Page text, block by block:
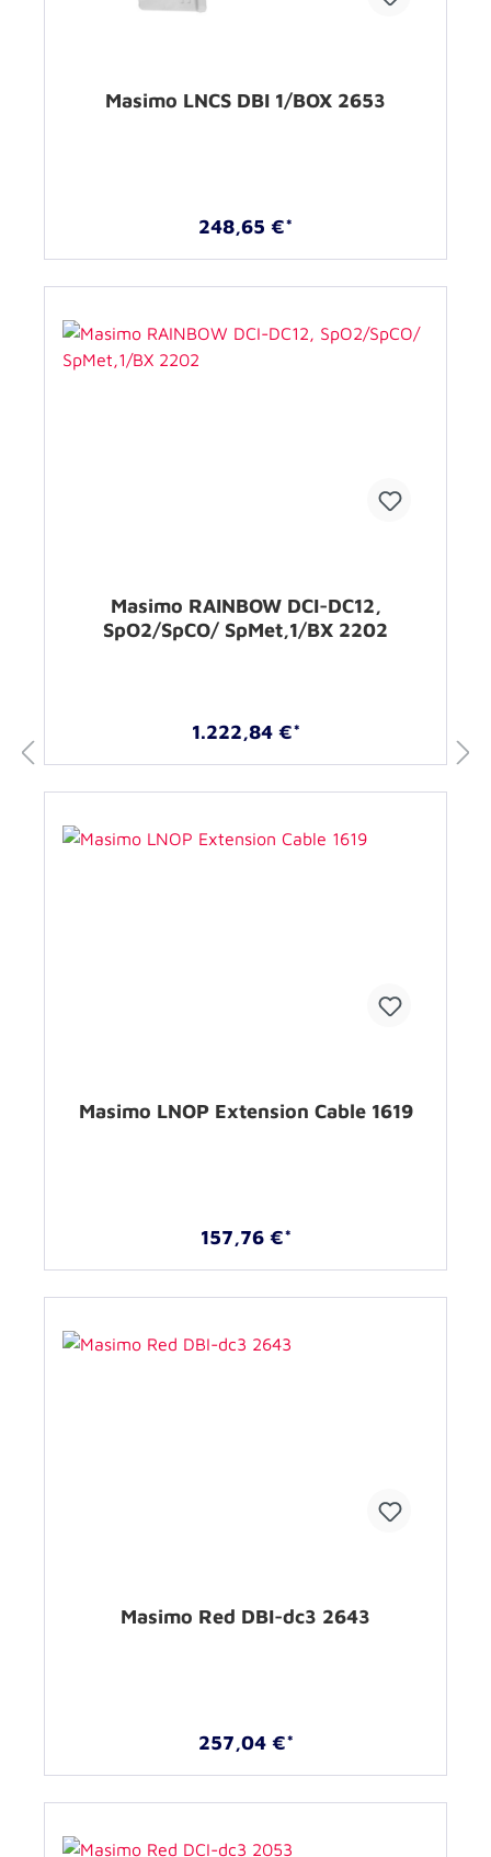
Masimo LNCS DBI 1/BOX 2653
248,65 €*
Masimo RAINBOW DCI-DC12,
SpO2/SpCO/ SpMet,1/BX 2202
1.222,84 €*
Masimo LNOP Extension Cable 1619
157,76 €*
Masimo Red DBI-dc3 2643
257,04 €*